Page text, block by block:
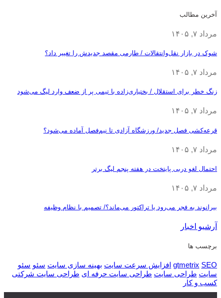
آخرین مطالب
مرداد ۷, ۱۴۰۵
شوک در بازار نقل‌وانتقالات / طارمی مقصد جدیدش را تغییر داد؟
مرداد ۷, ۱۴۰۵
زنگ خطر برای استقلال / بختیاری‌زاده با تیمی پر از ضعف وارد لیگ می‌شود
مرداد ۷, ۱۴۰۵
قرعه‎‌کشی فصل جدید/ ورزشگاه آزادی تا نیم‌فصل آماده می‌شود؟
مرداد ۷, ۱۴۰۵
احتمال لغو دربی پایتخت در هفته پنجم لیگ برتر
مرداد ۷, ۱۴۰۵
بیرانوند به فجر می‌رود یا تراکتور می‌ماند؟/ تصمیم با نظام وظیفه
آرشیو اخبار
برچسب ها
gtmetrix SEO افزایش سرعت سایت بهینه سازی سایت سئو سئو
سایت طراحی سایت طراحی سایت حرفه ای طراحی سایت شرکتی
کسب و کار